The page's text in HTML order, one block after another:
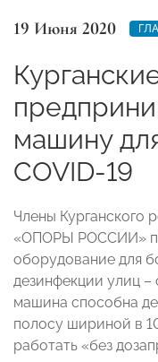
19 Июня 2020
машину
COVID-19
Члены Курганского
«ОПОРЫ РОССИИ»
оборудование для
дезинфекции улиц
машина способна
полосу шириной в
работать «без